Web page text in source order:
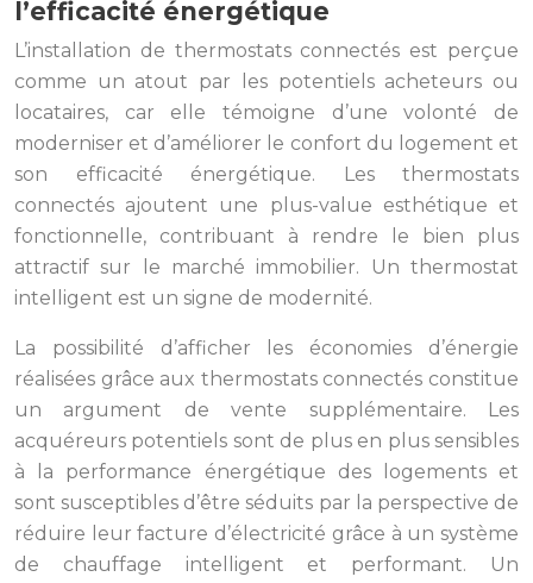
l’efficacité énergétique
L’installation de thermostats connectés est perçue
comme un atout par les potentiels acheteurs ou
locataires, car elle témoigne d’une volonté de
moderniser et d’améliorer le confort du logement et
son efficacité énergétique. Les thermostats
connectés ajoutent une plus-value esthétique et
fonctionnelle, contribuant à rendre le bien plus
attractif sur le marché immobilier. Un thermostat
intelligent est un signe de modernité.
La possibilité d’afficher les économies d’énergie
réalisées grâce aux thermostats connectés constitue
un argument de vente supplémentaire. Les
acquéreurs potentiels sont de plus en plus sensibles
à la performance énergétique des logements et
sont susceptibles d’être séduits par la perspective de
réduire leur facture d’électricité grâce à un système
de chauffage intelligent et performant. Un